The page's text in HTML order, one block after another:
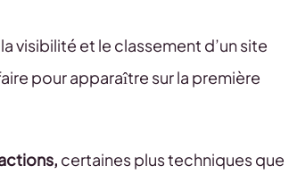
visibilité et le classement d’un site
pour apparaître sur la première
certaines plus techniques que